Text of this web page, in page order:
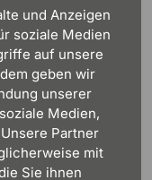
und Anzeigen
soziale Medien
auf unsere
geben wir
unserer
Medien,
Partner
mit
Sie ihnen
von Ihrer
die Sie
Typisch sind
auch über die
Newslettern
lohnt sich
der Zusage